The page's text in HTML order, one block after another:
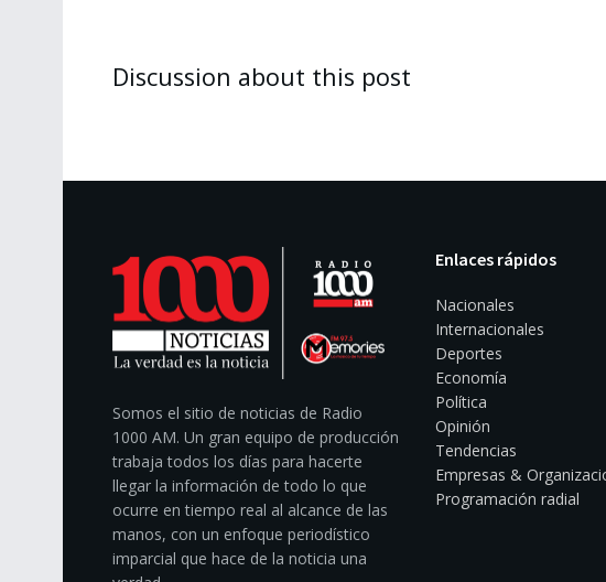
Discussion about this post
Somos el sitio de noticias de Radio
1000 AM. Un gran equipo de producción
trabaja todos los días para hacerte
llegar la información de todo lo que
ocurre en tiempo real al alcance de las
manos, con un enfoque periodístico
imparcial que hace de la noticia una
Enlaces rápidos
Nacionales
Internacionales
Deportes
Economía
Política
Opinión
Tendencias
Empresas &
Programación radial